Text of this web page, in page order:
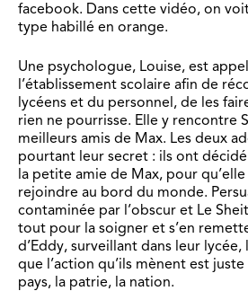
facebook. Dans cette vidéo, on
type habillé en orange.
Une psychologue, Louise, est
l’établissement scolaire afin de
lycéens et du personnel, de les
rien ne pourrisse. Elle y rencontre
meilleurs amis de Max. Les deux
pourtant leur secret : ils ont
la petite amie de Max, pour qu’elle
rejoindre au bord du monde.
contaminée par l’obscur et Le
tout pour la soigner et s’en
d’Eddy, surveillant dans leur
que l’action qu’ils mènent est
pays, la patrie, la nation.